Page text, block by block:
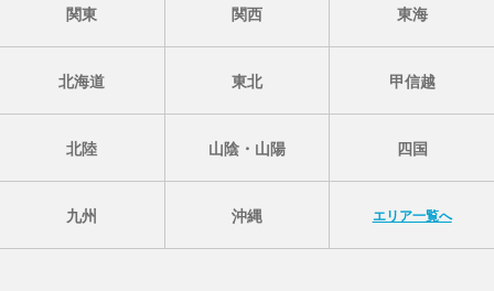
関東 関西 東海
北海道 東北 甲信越
北陸 山陰・山陽 四国
九州 沖縄 エリア一覧へ